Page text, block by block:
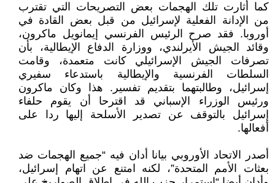
كما أثارت تلك الهجمات بعض التصريحات التي تقترب
من الإدانة الفعلية لإسرائيل من قبل بعض القادة في
أوروبا. فقد صرح الرئيس الفرنسي إيمانويل ماكرون،
وقائد الجيش الأيرلندي، ووزارة الدفاع الإيطالية، بأن
تصرفات الجيش الإسرائيلي كانت متعمدة، وقامت
السلطات الفرنسية والإيطالية باستدعاء سفيري
إسرائيل، وطالبتهما بتقديم تفسير. هذا وكان ماكرون
ورئيس الوزراء الإسباني قد اقترحا أن يقوم حلفاء
إسرائيل بالتوقف عن تصدير الأسلحة إليها ردا على
أفعالها.
أصدر الاتحاد الأوروبي بيانا أدان فيه “جميع الهجمات ضد
بعثات الأمم المتحدة”، لكنه امتنع عن اتهام إسرائيل،